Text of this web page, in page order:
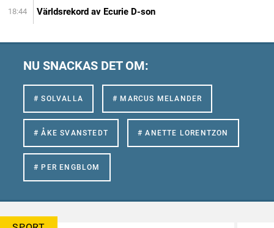
18:44 Världsrekord av Ecurie D-son
NU SNACKAS DET OM:
# SOLVALLA # MARCUS MELANDER
# ÅKE SVANSTEDT # ANETTE LORENTZON
# PER ENGBLOM